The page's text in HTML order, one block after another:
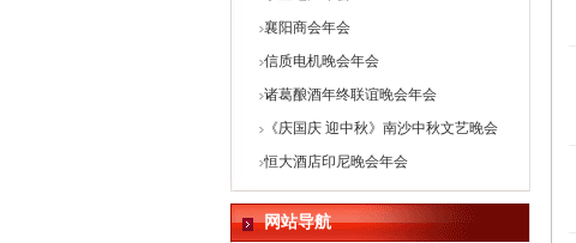
襄阳商会年会
信质电机晚会年会
诸葛酿酒年终联谊晚会年会
《庆国庆 迎中秋》南沙中秋文艺晚会
恒大酒店印尼晚会年会
网站导航